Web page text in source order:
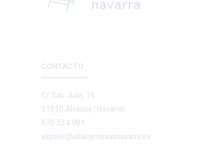
CONTACTO
C/ San Juan, 16
31810 Alsasua (Navarra)
670 534 981
alquiler@sillasymesasnavarra.es